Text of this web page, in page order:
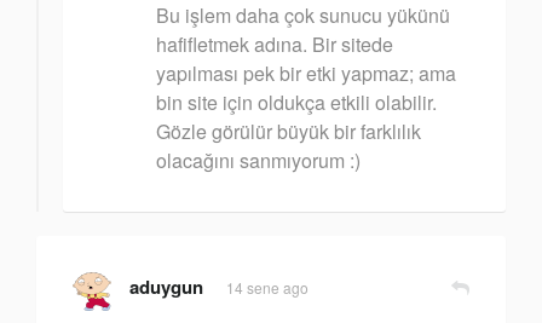
Bu işlem daha çok sunucu yükünü
hafifletmek adına. Bir sitede
yapılması pek bir etki yapmaz; ama
bin site için oldukça etkili olabilir.
Gözle görülür büyük bir farklılık
olacağını sanmıyorum :)
aduygun 14 sene ago